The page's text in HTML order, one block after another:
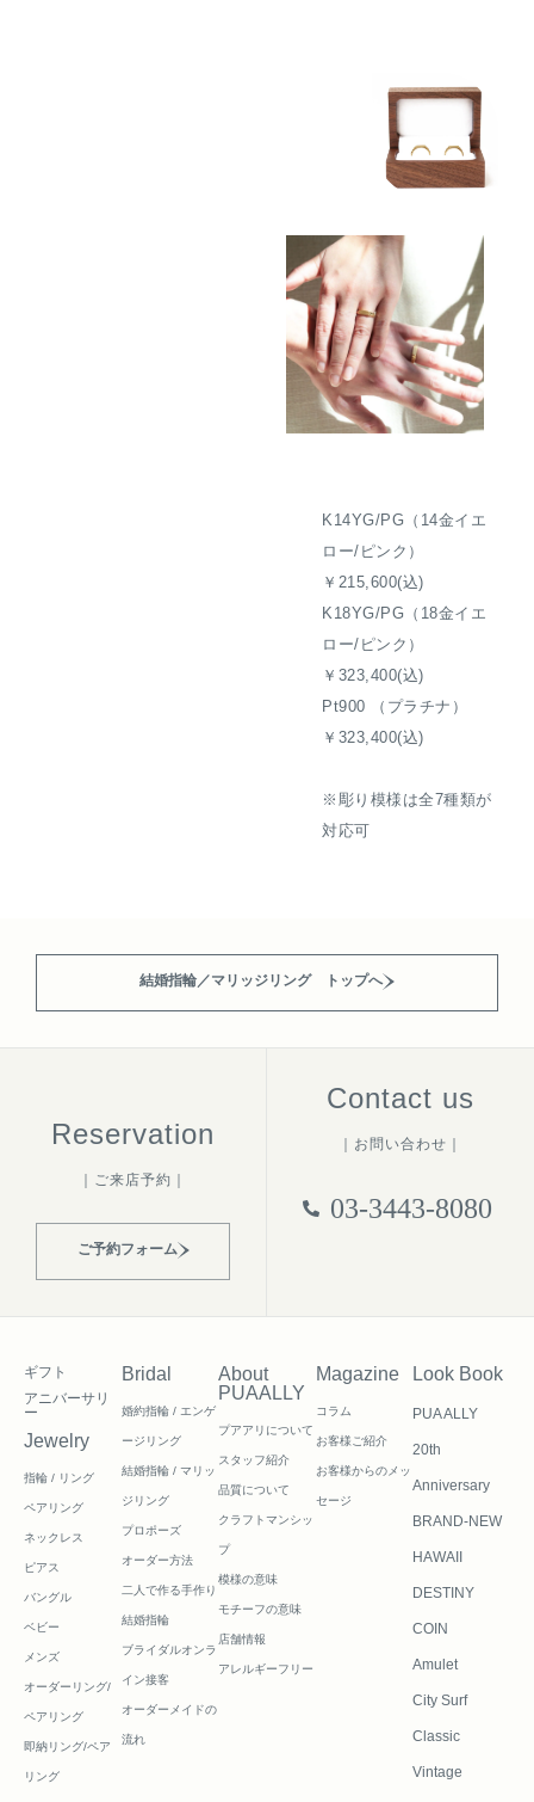
K14YG/PG（14金イエ
ロー/ピンク）
￥215,600(込)
K18YG/PG（18金イエ
ロー/ピンク）
￥323,400(込)
Pt900 （プラチナ）
￥323,400(込)
※彫り模様は全7種類が
対応可
結婚指輪／マリッジリング トップへ
Reservation
｜ご来店予約｜
ご予約フォーム
Contact us
｜お問い合わせ｜
03-3443-8080
ギフト
アニバーサリ
ー
Jewelry
指輪 / リング
ペアリング
ネックレス
ピアス
バングル
ベビー
メンズ
オーダーリング/
ペアリング
即納リング/ペア
リング
Bridal
婚約指輪 / エンゲ
ージリング
結婚指輪 / マリッ
ジリング
プロポーズ
オーダー方法
二人で作る手作り
結婚指輪
ブライダルオンラ
イン接客
オーダーメイドの
流れ
About
PUAALLY
プアアリについて
スタッフ紹介
品質について
クラフトマンシッ
プ
模様の意味
モチーフの意味
店舗情報
アレルギーフリー
Magazine
コラム
お客様ご紹介
お客様からのメッ
セージ
Look Book
PUA ALLY
20th
Anniversary
BRAND-NEW
HAWAII
DESTINY
COIN
Amulet
City Surf
Classic
Vintage